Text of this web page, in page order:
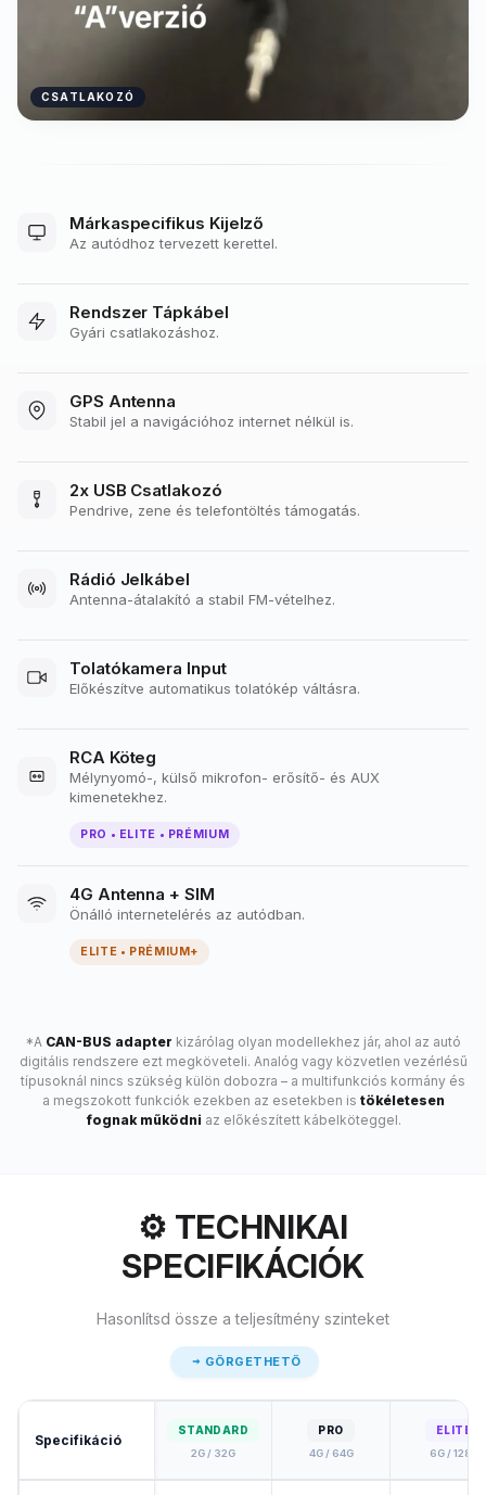
CSATLAKOZÓ
Márkaspecifikus Kijelző
Az autódhoz tervezett kerettel.
Rendszer Tápkábel
Gyári csatlakozáshoz.
GPS Antenna
Stabil jel a navigációhoz internet nélkül is.
2x USB Csatlakozó
Pendrive, zene és telefontöltés támogatás.
Rádió Jelkábel
Antenna-átalakító a stabil FM-vételhez.
Tolatókamera Input
Előkészítve automatikus tolatókép váltásra.
RCA Köteg
Mélynyomó-, külső mikrofon- erősítő- és AUX
kimenetekhez.
PRO • ELITE • PRÉMIUM
4G Antenna + SIM
Önálló internetelérés az autódban.
ELITE • PRÉMIUM+
*A CAN-BUS adapter kizárólag olyan modellekhez jár, ahol az autó
digitális rendszere ezt megköveteli. Analóg vagy közvetlen vezérlésű
típusoknál nincs szükség külön dobozra – a multifunkciós kormány és
a megszokott funkciók ezekben az esetekben is tökéletesen
fognak működni az előkészített kábelköteggel.
⚙️ TECHNIKAI
SPECIFIKÁCIÓK
Hasonlítsd össze a teljesítmény szinteket
GÖRGETHETŐ
Specifikáció
STANDARD
2G / 32G
PRO
4G / 64G
ELITE
6G / 128G